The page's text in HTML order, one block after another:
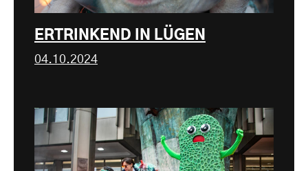
ERTRINKEND IN LÜGEN
04.10.2024